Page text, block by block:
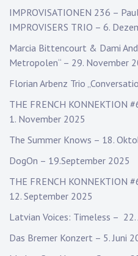
IMPROVISATIONEN 236 –
IMPROVISERS TRIO – 6.
Marcia Bittencourt & Dami
Metropolen“ – 29. November
Florian Arbenz Trio
THE FRENCH KONNEKTION
1. November 2025
The Summer Knows – 18.
DogOn – 19.September 2025
THE FRENCH KONNEKTION
12. September 2025
Latvian Voices: Timeless – 22.
Das Bremer Konzert – 5. Juni